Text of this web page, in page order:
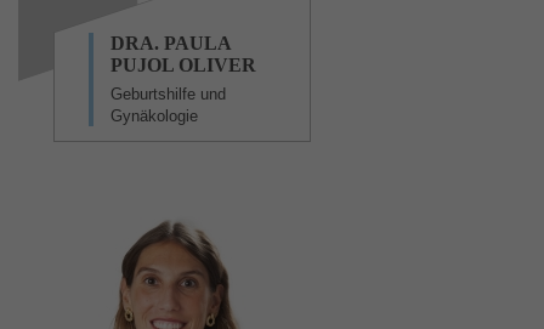
DRA. PAULA
PUJOL OLIVER
Geburtshilfe und
Gynäkologie